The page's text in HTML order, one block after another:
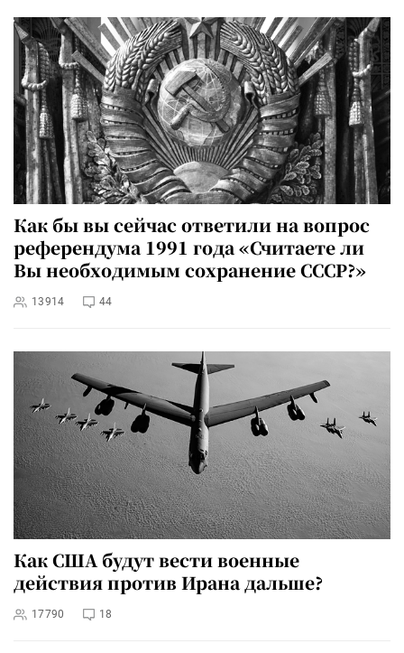
Как бы вы сейчас ответили на вопрос
референдума 1991 года «Считаете ли
Вы необходимым сохранение СССР?»
13914 44
Как США будут вести военные
действия против Ирана дальше?
17790 18